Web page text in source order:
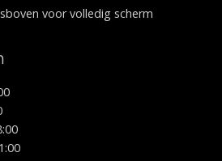
voor volledig scherm